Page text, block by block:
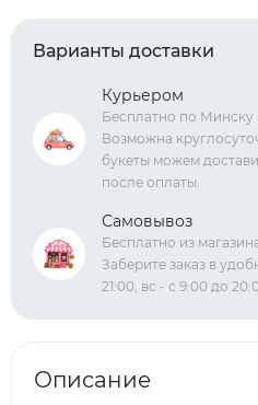
Варианты доставки
Курьером
Бесплатно по Минску
Возможна
букеты можем
после оплаты.
Самовывоз
Бесплатно из
Заберите заказ в
21:00, вс - с 9:00 до
Описание